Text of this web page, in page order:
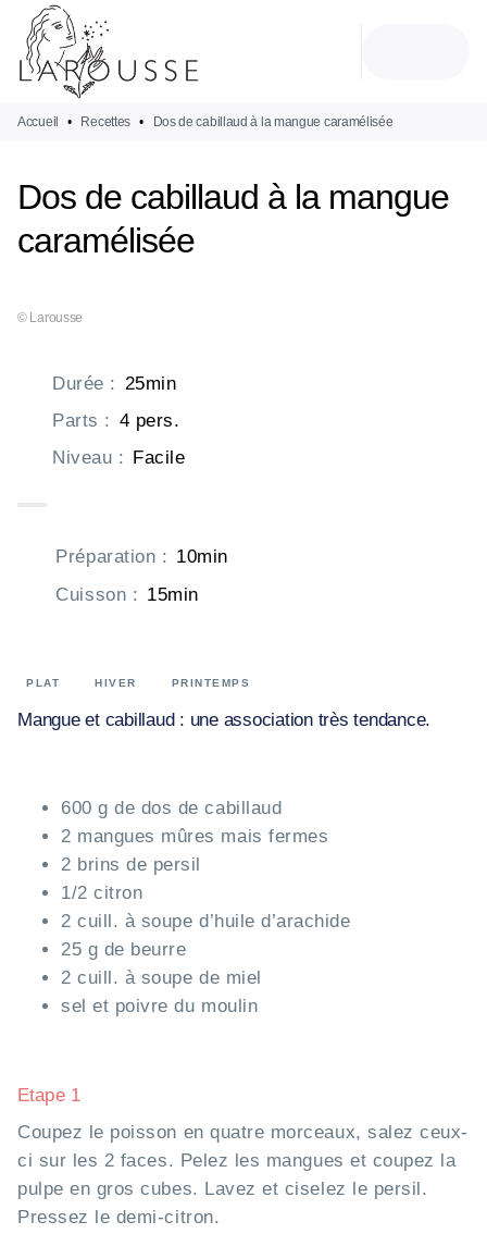
MENU
PIED DE PAGE
Accueil • Recettes • Dos de cabillaud à la mangue caramélisée
Dos de cabillaud à la mangue
caramélisée
© Larousse
Durée : 25min
Parts : 4 pers.
Niveau : Facile
Préparation : 10min
Cuisson : 15min
PLAT HIVER PRINTEMPS
Mangue et cabillaud : une association très tendance.
600 g de dos de cabillaud
2 mangues mûres mais fermes
2 brins de persil
1/2 citron
2 cuill. à soupe d’huile d’arachide
25 g de beurre
2 cuill. à soupe de miel
sel et poivre du moulin
Etape 1
Coupez le poisson en quatre morceaux, salez ceux-
ci sur les 2 faces. Pelez les mangues et coupez la
pulpe en gros cubes. Lavez et ciselez le persil.
Pressez le demi-citron.